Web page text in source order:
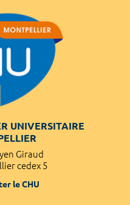
UNIVERSITAIRE
Giraud
cedex 5
le CHU